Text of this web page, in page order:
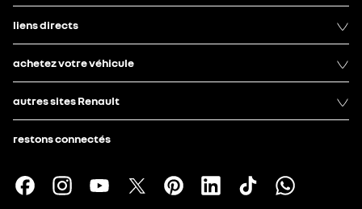
liens directs
achetez votre véhicule
autres sites Renault
restons connectés